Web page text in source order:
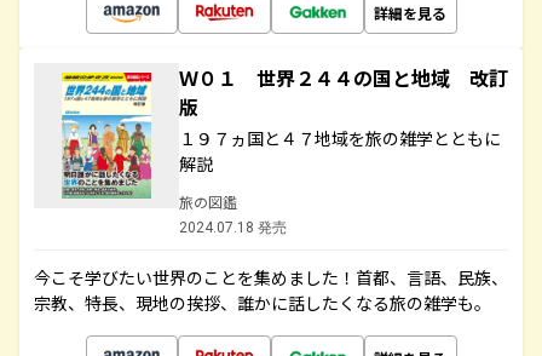
詳細を見る
Ｗ０１ 世界２４４の国と地域 改訂
版
１９７ヵ国と４７地域を旅の雑学とともに
解説
旅の図鑑
2024.07.18 発売
今こそ学びたい世界のことを集めました！首都、言語、民族、
宗教、特長、現地の挨拶、誰かに話したくなる旅の雑学も。